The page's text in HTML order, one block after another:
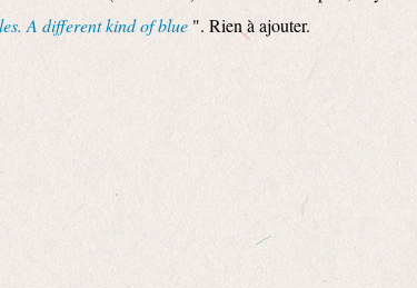
A different kind of blue ". Rien à ajouter.